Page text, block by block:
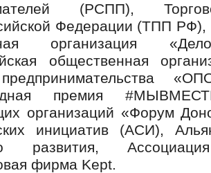
(РСПП),
Федерации (ТПП РФ),
организация
общественная
премия
организаций «Форум
инициатив (АСИ),
развития,
фирма Kept.